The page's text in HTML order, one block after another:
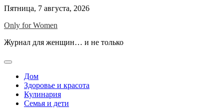
Skip
content
Пятница, 7 августа, 2026
Only for Women
Журнал для женщин… и не только
Дом
Здоровье и красота
Кулинария
Семья и дети